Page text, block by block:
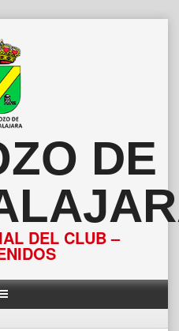
DE
DEL CLUB –